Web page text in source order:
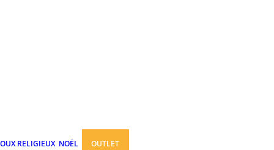
RELIGIEUX NOËL OUTLET